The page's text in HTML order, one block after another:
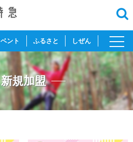
ント ふるさと しぜん
toggle
新規加盟